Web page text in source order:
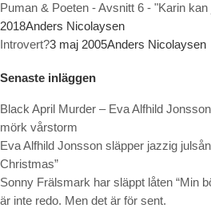
Puman & Poeten - Avsnitt 6 - "Karin
2018Anders Nicolaysen
Introvert?3 maj 2005Anders Nicolaysen
Senaste inläggen
Black April Murder – Eva Alfhild
mörk vårstorm
Eva Alfhild Jonsson släpper jazzig
Christmas”
Sonny Frälsmark har släppt låten “Min
är inte redo. Men det är för sent.